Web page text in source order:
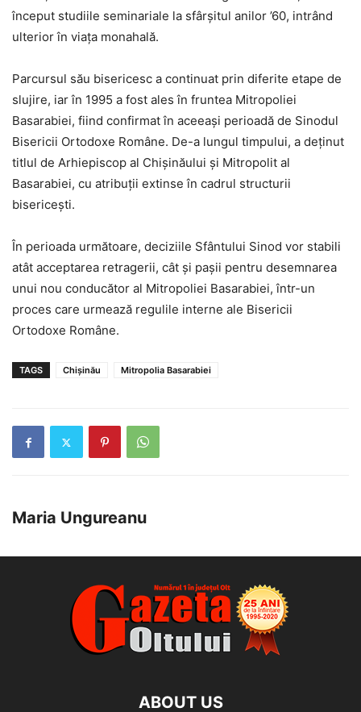
început studiile seminariale la sfârșitul anilor ’60, intrând
ulterior în viața monahală.
Parcursul său bisericesc a continuat prin diferite etape de
slujire, iar în 1995 a fost ales în fruntea Mitropoliei
Basarabiei, fiind confirmat în aceeași perioadă de Sinodul
Bisericii Ortodoxe Române. De-a lungul timpului, a deținut
titlul de Arhiepiscop al Chișinăului și Mitropolit al
Basarabiei, cu atribuții extinse în cadrul structurii
bisericești.
În perioada următoare, deciziile Sfântului Sinod vor stabili
atât acceptarea retragerii, cât și pașii pentru desemnarea
unui nou conducător al Mitropoliei Basarabiei, într-un
proces care urmează regulile interne ale Bisericii
Ortodoxe Române.
TAGS Chișinău Mitropolia Basarabiei
Maria Ungureanu
ABOUT US